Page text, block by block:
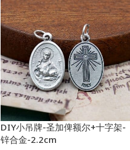
DIY小吊牌-圣加俾额尔+十字架-
锌合金-2.2cm